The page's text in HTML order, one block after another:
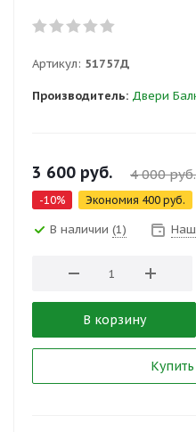
Артикул: 51757Д
Производитель: Двери
3 600 руб. 4 000руб.
-10% Экономия 400 руб.
В наличии (1)
В корзину